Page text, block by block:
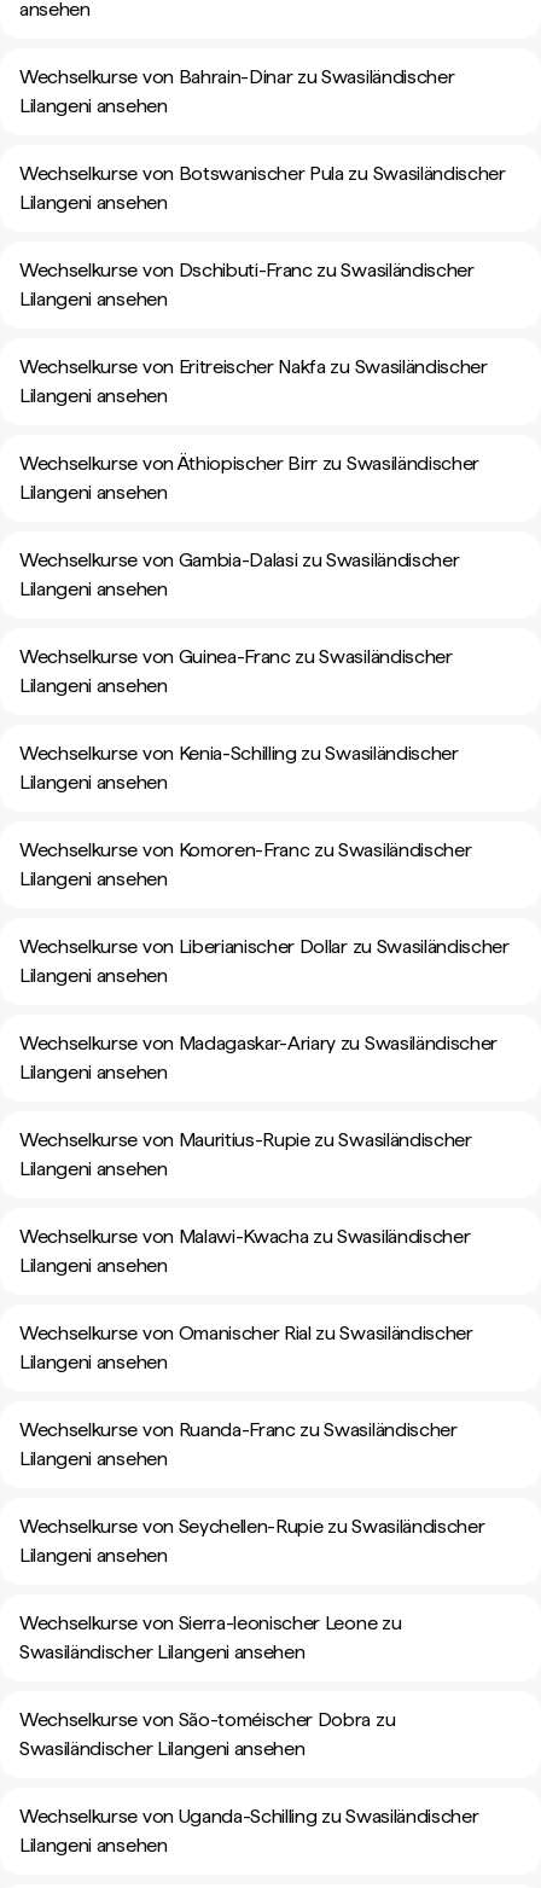
ansehen
Wechselkurse von Bahrain-Dinar zu Swasiländischer
Lilangeni ansehen
Wechselkurse von Botswanischer Pula zu Swasiländischer
Lilangeni ansehen
Wechselkurse von Dschibuti-Franc zu Swasiländischer
Lilangeni ansehen
Wechselkurse von Eritreischer Nakfa zu Swasiländischer
Lilangeni ansehen
Wechselkurse von Äthiopischer Birr zu Swasiländischer
Lilangeni ansehen
Wechselkurse von Gambia-Dalasi zu Swasiländischer
Lilangeni ansehen
Wechselkurse von Guinea-Franc zu Swasiländischer
Lilangeni ansehen
Wechselkurse von Kenia-Schilling zu Swasiländischer
Lilangeni ansehen
Wechselkurse von Komoren-Franc zu Swasiländischer
Lilangeni ansehen
Wechselkurse von Liberianischer Dollar zu Swasiländischer
Lilangeni ansehen
Wechselkurse von Madagaskar-Ariary zu Swasiländischer
Lilangeni ansehen
Wechselkurse von Mauritius-Rupie zu Swasiländischer
Lilangeni ansehen
Wechselkurse von Malawi-Kwacha zu Swasiländischer
Lilangeni ansehen
Wechselkurse von Omanischer Rial zu Swasiländischer
Lilangeni ansehen
Wechselkurse von Ruanda-Franc zu Swasiländischer
Lilangeni ansehen
Wechselkurse von Seychellen-Rupie zu Swasiländischer
Lilangeni ansehen
Wechselkurse von Sierra-leonischer Leone zu
Swasiländischer Lilangeni ansehen
Wechselkurse von São-toméischer Dobra zu
Swasiländischer Lilangeni ansehen
Wechselkurse von Uganda-Schilling zu Swasiländischer
Lilangeni ansehen